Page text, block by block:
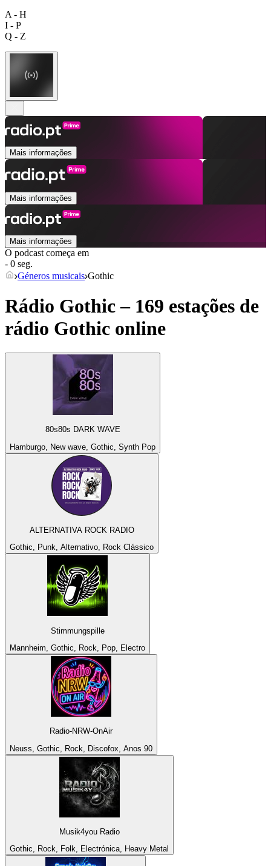
A - H
I - P
Q - Z
Mais informações
Mais informações
Mais informações
O podcast começa em
- 0 seg.
Géneros musicais Gothic
Rádio Gothic – 169 estações de
rádio Gothic online
80s80s DARK WAVE
Hamburgo, New wave, Gothic, Synth Pop
ALTERNATIVA ROCK RADIO
Gothic, Punk, Alternativo, Rock Clássico
Stimmungspille
Mannheim, Gothic, Rock, Pop, Electro
Radio-NRW-OnAir
Neuss, Gothic, Rock, Discofox, Anos 90
Musik4you Radio
Gothic, Rock, Folk, Electrónica, Heavy Metal